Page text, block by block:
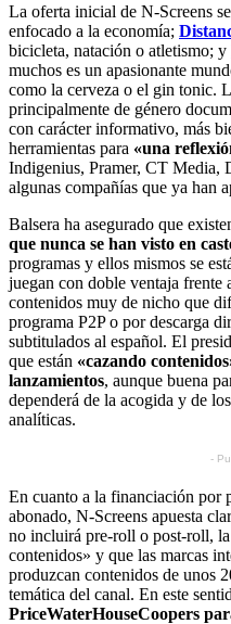
La oferta inicial de N-Screens
enfocado a la economía;
bicicleta, natación o atletismo; y
muchos es un apasionante
como la cerveza o el gin tonic.
principalmente de género
con carácter informativo, más
herramientas para «una
Indigenius, Pramer, CT Media,
algunas compañías que ya han
Balsera ha asegurado que
que nunca se han visto en
programas y ellos mismos se
juegan con doble ventaja frente
contenidos muy de nicho que
programa P2P o por descarga
subtitulados al español. El
que están «cazando
lanzamientos, aunque buena
dependerá de la acogida y de
analíticas.
-
En cuanto a la financiación por
abonado, N-Screens apuesta
no incluirá pre-roll o post-roll,
contenidos» y que las marcas
produzcan contenidos de unos
temática del canal. En este
PriceWaterHouseCoopers